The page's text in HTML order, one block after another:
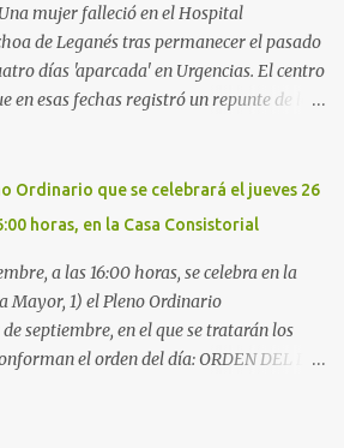
mujer falleció en el Hospital
de Leganés tras permanecer el pasado
días 'aparcada' en Urgencias. El centro
en esas fechas registró un repunte de las
de su dolencia por culpa de un resfriado.
del año pasado en el Hospital
y sin poder descansar. Su hija, que
grabó un vídeo de la situación
pasillos estaban repletos de enfermos y
las vacaciones de Navidad, además de
Ordinario que se celebrará el jueves 26
horas, en la Casa Consistorial
a las 16:00 horas, se celebra en la
Mayor, 1) el Pleno Ordinario
septiembre, en el que se tratarán los
el orden del día: ORDEN DEL DÍA